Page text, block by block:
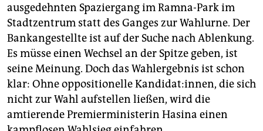
ausgedehnten Spaziergang im Ramna-Park im
Stadtzentrum statt des Ganges zur Wahlurne. Der
Bankangestellte ist auf der Suche nach Ablenkung.
Es müsse einen Wechsel an der Spitze geben, ist
seine Meinung. Doch das Wahlergebnis ist schon
klar: Ohne oppositionelle Kan­di­da­t:in­nen, die sich
nicht zur Wahl aufstellen ließen, wird die
amtierende Premierministerin Hasina einen